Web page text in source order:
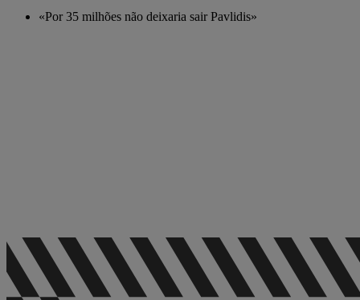
«Por 35 milhões não deixaria sair Pavlidis»